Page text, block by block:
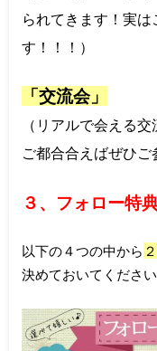
られてきます！実
す！！！）
「交流会」
（リアルで会える
ご都合合えばぜひご
３、フォロー特
以下の４つの中から
決めておいてください